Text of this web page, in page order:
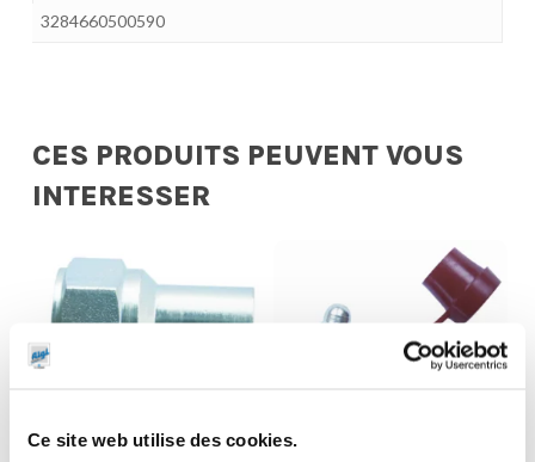
Ce site web utilise des cookies.
3284660500590
CES PRODUITS PEUVENT VOUS
INTERESSER